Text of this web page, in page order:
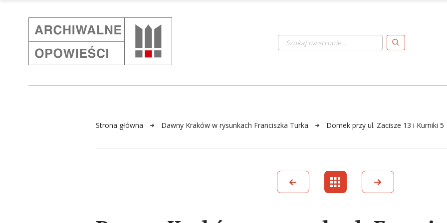
Szukaj na stronie...
Strona główna Dawny Kraków w rysunkach Franciszka Turka Domek przy ul. Zacisze 13 i Kurniki 5